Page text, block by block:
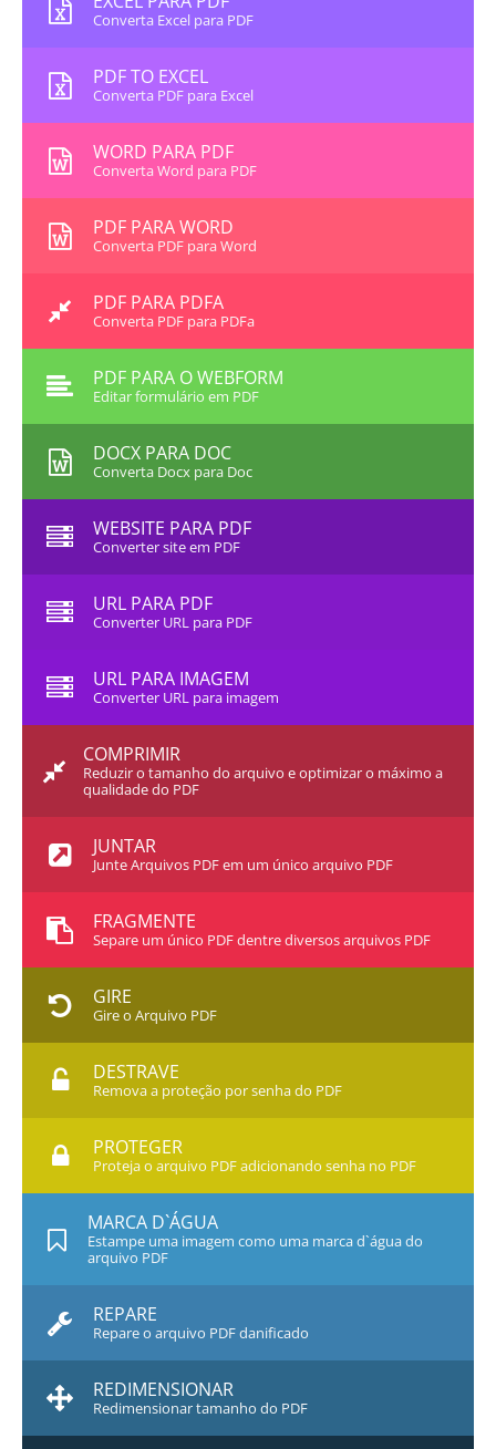
Converta Excel para PDF
PDF TO EXCEL
Converta PDF para Excel
WORD PARA PDF
Converta Word para PDF
PDF PARA WORD
Converta PDF para Word
PDF PARA PDFA
Converta PDF para PDFa
PDF PARA O WEBFORM
Editar formulário em PDF
DOCX PARA DOC
Converta Docx para Doc
WEBSITE PARA PDF
Converter site em PDF
URL PARA PDF
Converter URL para PDF
URL PARA IMAGEM
Converter URL para imagem
COMPRIMIR
Reduzir o tamanho do arquivo e optimizar o máximo a
qualidade do PDF
JUNTAR
Junte Arquivos PDF em um único arquivo PDF
FRAGMENTE
Separe um único PDF dentre diversos arquivos PDF
GIRE
Gire o Arquivo PDF
DESTRAVE
Remova a proteção por senha do PDF
PROTEGER
Proteja o arquivo PDF adicionando senha no PDF
MARCA D`ÁGUA
Estampe uma imagem como uma marca d`água do
arquivo PDF
REPARE
Repare o arquivo PDF danificado
REDIMENSIONAR
Redimensionar tamanho do PDF